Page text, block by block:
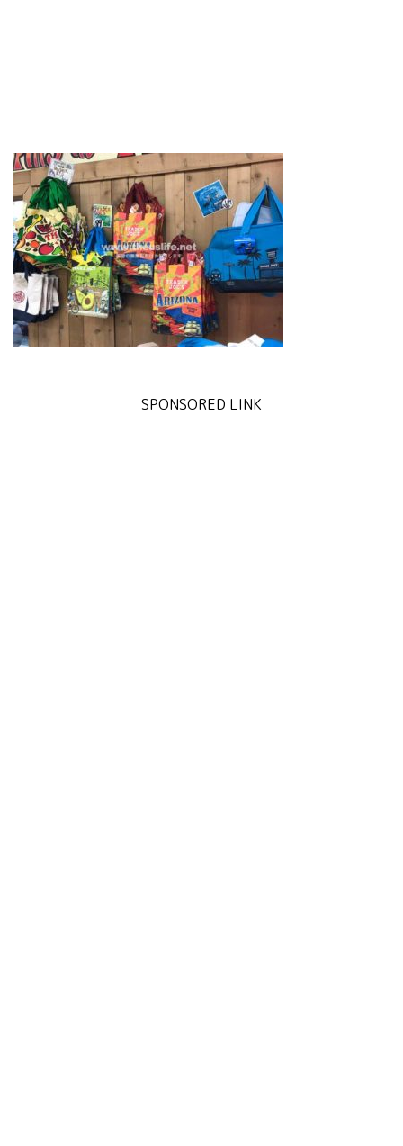
SPONSORED LINK